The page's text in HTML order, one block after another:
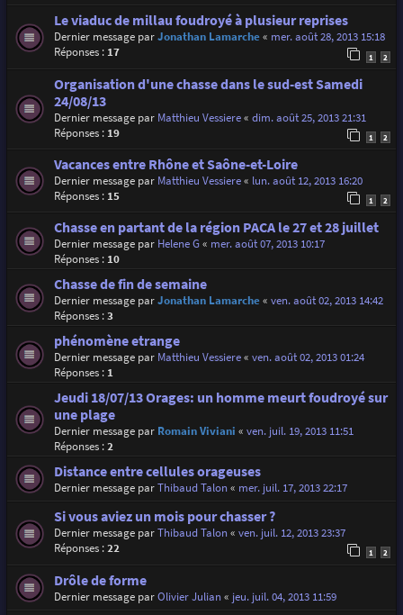
Le viaduc de millau foudroyé à plusieur reprises
Dernier message parJonathan Lamarche« mer. août 28, 2013 15:18
Réponses : 17 1 2
Organisation d'une chasse dans le sud-est Samedi
24/08/13
Dernier message par Matthieu Vessiere« dim. août 25, 2013 21:31
Réponses : 19 1 2
Vacances entre Rhône et Saône-et-Loire
Dernier message par Matthieu Vessiere« lun. août 12, 2013 16:20
Réponses : 15 1 2
Chasse en partant de la région PACA le 27 et 28 juillet
Dernier message par Helene G« mer. août 07, 2013 10:17
Réponses : 10
Chasse de fin de semaine
Dernier message parJonathan Lamarche« ven. août 02, 2013 14:42
Réponses :3
phénomène etrange
Dernier message par Matthieu Vessiere« ven. août 02, 2013 01:24
Réponses : 1
Jeudi 18/07/13 Orages: un homme meurt foudroyé sur
une plage
Dernier message par Romain Viviani « ven. juil. 19, 2013 11:51
Réponses :2
Distance entre cellules orageuses
Dernier message parThibaud Talon« mer. juil. 17, 2013 22:17
Si vous aviez un mois pour chasser ?
Dernier message parThibaud Talon« ven. juil. 12, 2013 23:37
Réponses :22 1 2
Drôle de forme
Dernier message parOlivier Julian« jeu. juil. 04, 2013 11:59